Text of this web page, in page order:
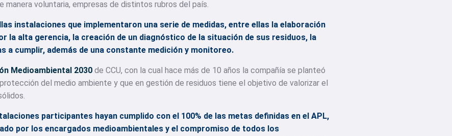
manera voluntaria, empresas de distintos rubros del país.
instalaciones que implementaron una serie de medidas, entre ellas la elaboración
la alta gerencia, la creación de un diagnóstico de la situación de sus residuos, la
a cumplir, además de una constante medición y monitoreo.
Medioambiental 2030 de CCU, con la cual hace más de 10 años la compañía se planteó
del medio ambiente y que en gestión de residuos tiene el objetivo de valorizar el
participantes hayan cumplido con el 100% de las metas definidas en el APL,
por los encargados medioambientales y el compromiso de todos los